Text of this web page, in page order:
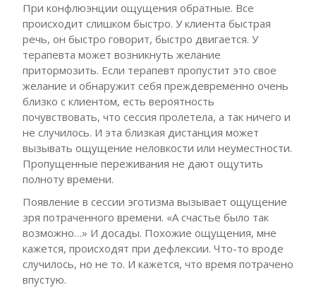
При конфлюэнции ощущения обратные. Все
происходит слишком быстро. У клиента быстрая
речь, он быстро говорит, быстро двигается. У
терапевта может возникнуть желание
притормозить. Если терапевт пропустит это свое
желание и обнаружит себя преждевременно очень
близко с клиентом, есть вероятность
почувствовать, что сессия пролетела, а так ничего и
не случилось. И эта близкая дистанция может
вызывать ощущение неловкости или неуместности.
Пропущенные переживания не дают ощутить
полноту времени.
Появление в сессии эготизма вызывает ощущение
зря потраченного времени. «А счастье было так
возможно…» И досады. Похожие ощущения, мне
кажется, происходят при дефлексии. Что-то вроде
случилось, но не то. И кажется, что время потрачено
впустую.